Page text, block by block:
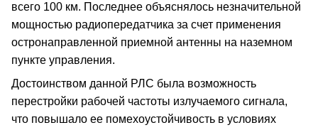
всего 100 км. Последнее объяснялось незначительной
мощностью радиопередатчика за счет применения
остронаправленной приемной антенны на наземном
пункте управления.
Достоинством данной РЛС была возможность
перестройки рабочей частоты излучаемого сигнала,
что повышало ее помехоустойчивость в условиях